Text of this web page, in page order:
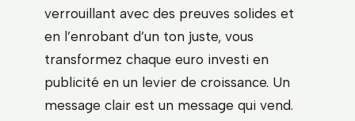
verrouillant avec des preuves solides et
en l’enrobant d’un ton juste, vous
transformez chaque euro investi en
publicité en un levier de croissance. Un
message clair est un message qui vend.